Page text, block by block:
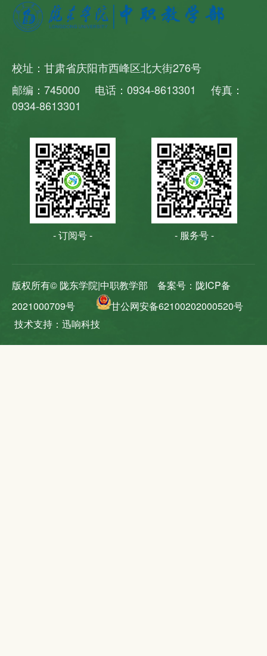
校址：甘肃省庆阳市西峰区北大街276号
邮编：745000 电话：0934-8613301 传真：
0934-8613301
- 订阅号 - - 服务号 -
版权所有© 陇东学院|中职教学部 备案号：陇ICP备
2021000709号
甘公网安备62100202000520号
技术支持：迅响科技